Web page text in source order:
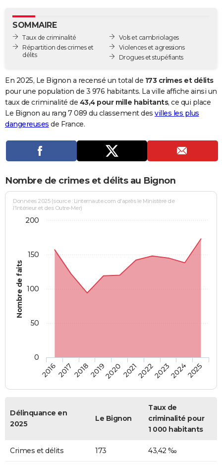
GUIDES D'ACHAT
BONS PLANS
Carte de Noël
Carte Bonne année
Carte Saint-Valentin
Carte Pâques
Carte d'anniversaire
DICTIONNAIRE
Dictionnaire
Biographies
Citations
Expressions
Proverbes
PROGRAMME TV
Se connecter
Entreprises
Service militaire
Avis de recherche
AVIS DE DÉCÈS
Bricolage
Lifestyle
Culture
Sport
Auto
Television
Voyage
Cinema
SOMMAIRE
Taux de criminalité
Répartition des crimes et
délits
Vols et cambriolages
Violences et agressions
Drogues et stupéfiants
En 2025, Le Bignon a recensé un total de 173 crimes et délits
pour une population de 3 976 habitants. La ville affiche ainsi un
taux de criminalité de 43,4 pour mille habitants, ce qui place
Le Bignon au rang 7 089 du classement des villes les plus
dangereuses de France.
Nombre de crimes et délits au Bignon
Nombre de faits
Données 2025 (source : Linternaute.com d'après le Ministère de
l'Intérieur et des Outre-Mer)
2016201720182019202020212022202320242025
0
50
100
150
200
Délinquance en
2025
Le Bignon
Taux de
criminalité pour
1 000 habitants
Crimes et délits 173 43,42 ‰